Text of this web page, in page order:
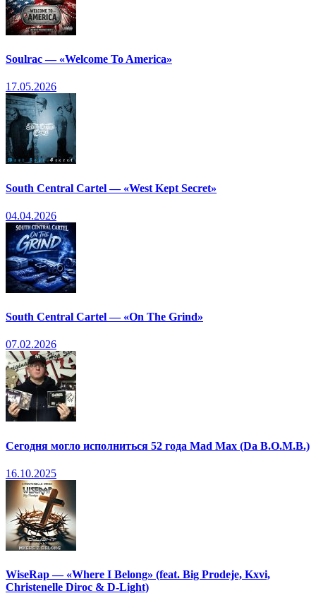
Soulrac — «Welcome To America»
17.05.2026
South Central Cartel — «West Kept Secret»
04.04.2026
South Central Cartel — «On The Grind»
07.02.2026
Сегодня могло исполниться 52 года Mad Max (Da B.O.M.B.)
16.10.2025
WiseRap — «Where I Belong» (feat. Big Prodeje, Kxvi,
Christenelle Diroc & D-Light)